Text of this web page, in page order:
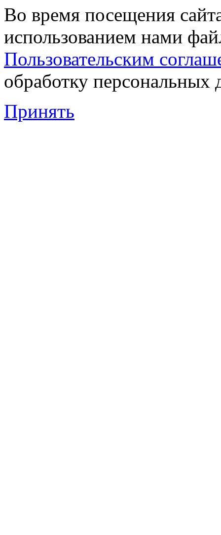
Во время посещения
использованием нами
Пользовательским
обработку персональных
Принять